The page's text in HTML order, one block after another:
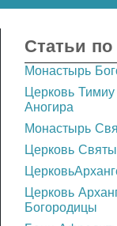
Статьи по
Монастырь
Церковь
Аногира
Монастырь
Церковь
Церковь
Богородицы